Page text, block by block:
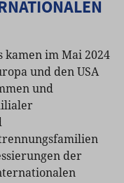
kamen im Mai 2024
und den USA
und
der